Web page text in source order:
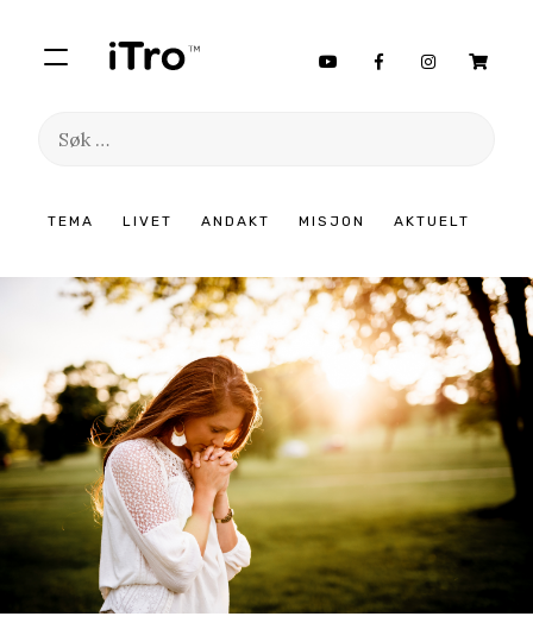
TEMA LIVET ANDAKT MISJON AKTUELT
Søk
innhold